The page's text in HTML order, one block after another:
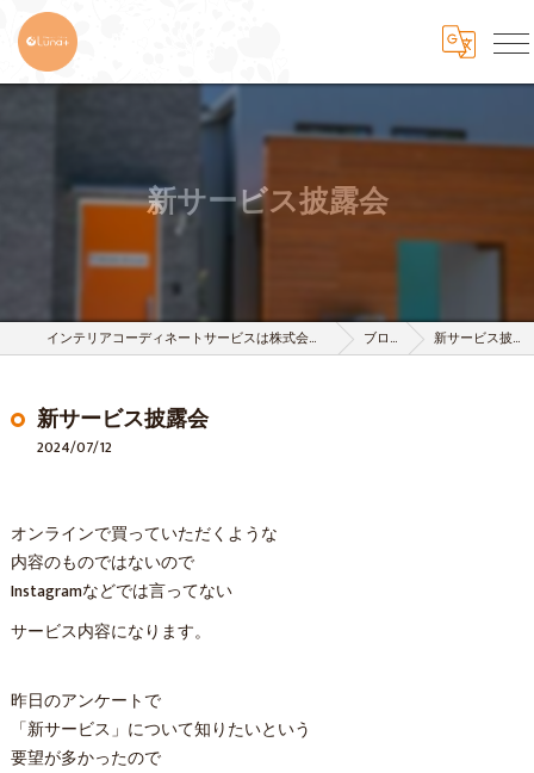
新サービス披露会
インテリアコーディネートサービスは株式会社 樹-itsuki- ブログ 新サービス披露会
新サービス披露会
2024/07/12
オンラインで買っていただくような
内容のものではないので
Instagramなどでは言ってない
サービス内容になります。
昨日のアンケートで
「新サービス」について知りたいという
要望が多かったので